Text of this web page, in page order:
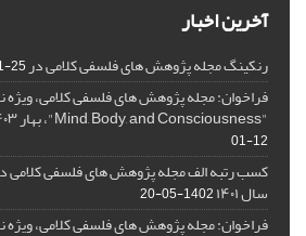
آخرین اخبار
رنکینگ مجله پژوهش های فلسفی کلامی در SJR25
فراخوان: مجله پژوهش های فلسفی کلامی، ویژه
"Mind, Body, and Consciousness"، بهار ۱۴۰۳، Spring 2024
01-12
کسب رتبه الف مجله پژوهش های فلسفی کلامی
سال ۱۴۰۱ 1402-05-20
فراخوان: مجله پژوهش های فلسفی کلامی، ویژه